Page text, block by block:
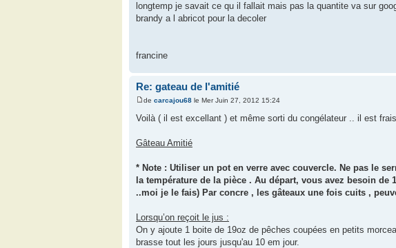
longtemp je savait ce qu il fallait mais pas la quantite va sur
brandy a l abricot pour la decoler
francine
Re: gateau de l'amitié
de carcajou68 le Mer Juin 27, 2012 15:24
Voilà ( il est excellant ) et même sorti du congélateur .. il est
Gâteau Amitié
* Note : Utiliser un pot en verre avec couvercle. Ne pas le
la température de la pièce . Au départ, vous avez besoin
..moi je le fais) Par concre , les gâteaux une fois cuits ,
Lorsqu’on reçoit le jus :
On y ajoute 1 boite de 19oz de pêches coupées en petits
brasse tout les jours jusqu'au 10 em jour.